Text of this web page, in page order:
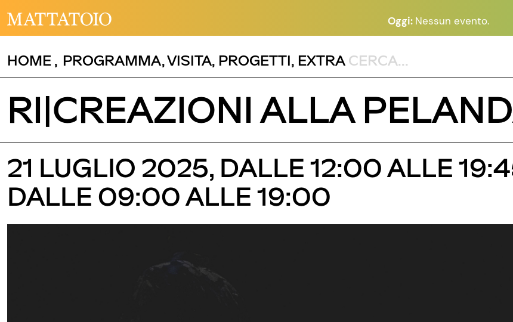
Oggi: Nessun evento.
HOME , PROGRAMMA,VISITA, PROGETTI, EXTRA
RI|CREAZIONI ALLA
21 LUGLIO 2025, DALLE 12:00 ALLE
DALLE 09:00 ALLE 19:00